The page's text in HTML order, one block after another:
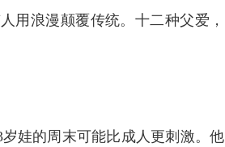
用浪漫颠覆传统。十二种父爱，
娃的周末可能比成人更刺激。他